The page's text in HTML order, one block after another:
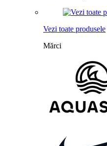
Vezi toate produsele
Mărci